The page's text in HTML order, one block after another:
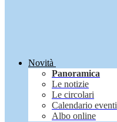
Novità
Panoramica
Le notizie
Le circolari
Calendario eventi
Albo online